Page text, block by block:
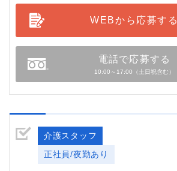
WEBから応募する
電話で応募する
10:00～17:00（土日祝含む）
介護スタッフ
正社員/夜勤あり